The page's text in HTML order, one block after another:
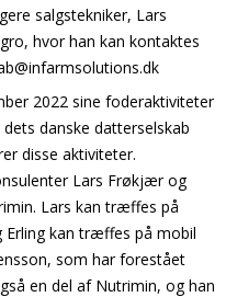
salgstekniker, Lars
hvor han kan kontaktes
2022 sine foderaktiviteter
danske datterselskab
disse aktiviteter.
Lars Frøkjær og
Lars kan træffes på
Erling kan træffes på mobil
som har forestået
en del af Nutrimin, og han